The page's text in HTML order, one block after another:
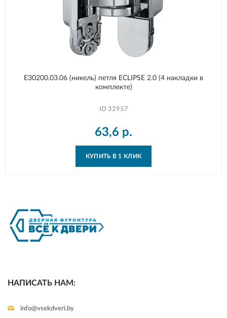
E30200.03.06 (никель) петля ECLIPSE 2.0 (4 накладки в
комплекте)
ID 32957
63,6 р.
КУПИТЬ В 1 КЛИК
НАПИСАТЬ НАМ:
info@vsekdveri.by